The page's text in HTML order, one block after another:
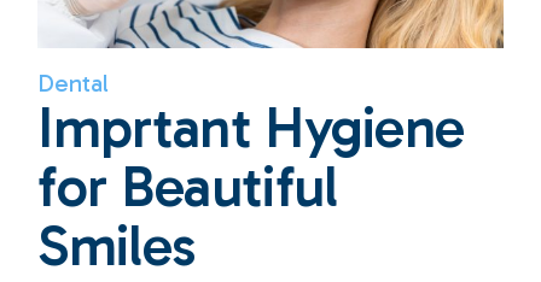
Dental
Imprtant Hygiene
for Beautiful
Smiles